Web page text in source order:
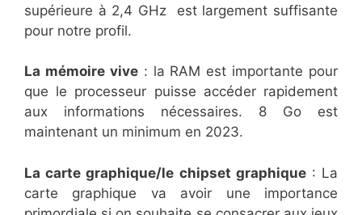
supérieure à 2,4 GHz est largement suffisante
pour notre profil.
La mémoire vive: la RAM est importante pour
que le processeur puisse accéder rapidement
aux informations nécessaires. 8 Go est
maintenant un minimum en 2023.
La carte graphique/le chipset graphique: La
carte graphique va avoir une importance